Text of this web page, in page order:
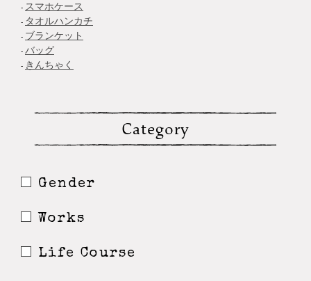
スマホケース
タオルハンカチ
ブランケット
バッグ
きんちゃく
Category
Gender
Works
Life Course